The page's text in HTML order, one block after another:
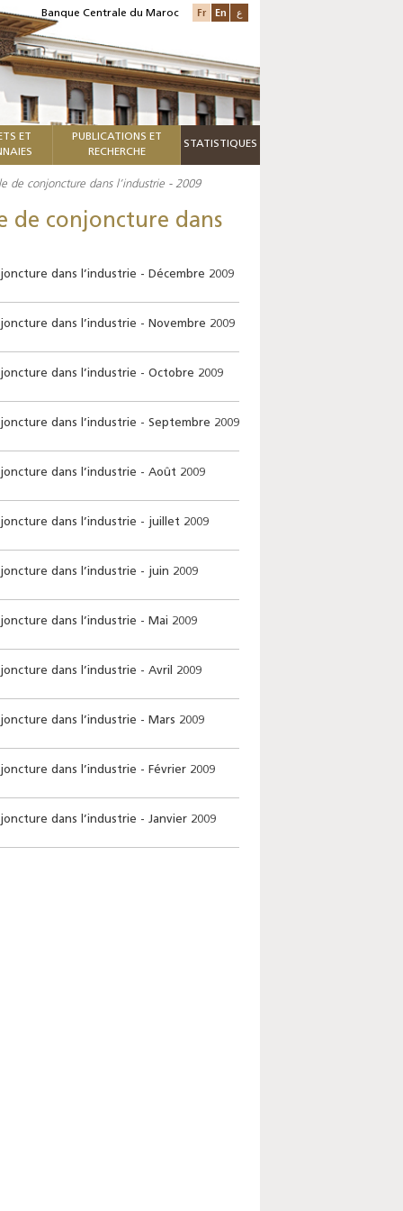
Banque Centrale du Maroc Fr En ع
ET
PUBLICATIONS ET
RECHERCHE
STATISTIQUES
de conjoncture dans l’industrie - 2009
de conjoncture dans
dans l’industrie - Décembre 2009
dans l’industrie - Novembre 2009
dans l’industrie - Octobre 2009
dans l’industrie - Septembre 2009
dans l’industrie - Août 2009
dans l’industrie - juillet 2009
dans l’industrie - juin 2009
dans l’industrie - Mai 2009
dans l’industrie - Avril 2009
dans l’industrie - Mars 2009
dans l’industrie - Février 2009
dans l’industrie - Janvier 2009